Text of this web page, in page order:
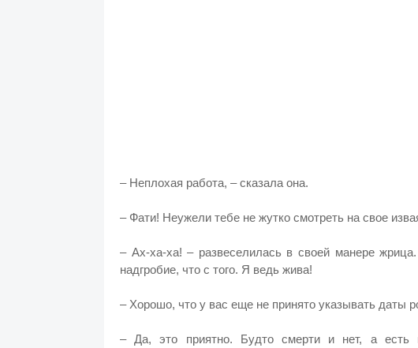
– Неплохая работа, – сказала она.
– Фати! Неужели тебе не жутко смотреть на свое
– Ах-ха-ха! – развеселилась в своей манере
надгробие, что с того. Я ведь жива!
– Хорошо, что у вас еще не принято указывать даты
– Да, это приятно. Будто смерти и нет, а есть